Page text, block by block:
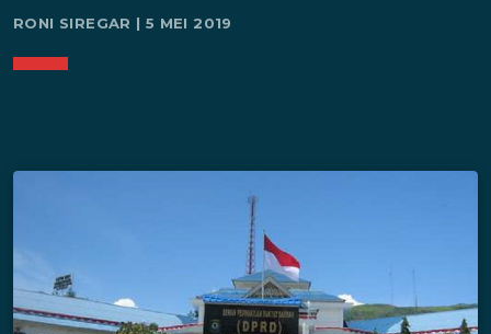
RONI SIREGAR | 5 MEI 2019